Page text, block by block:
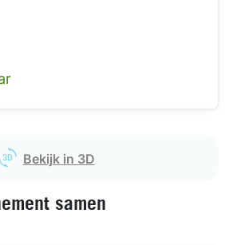
Bekijk in 3D
samen